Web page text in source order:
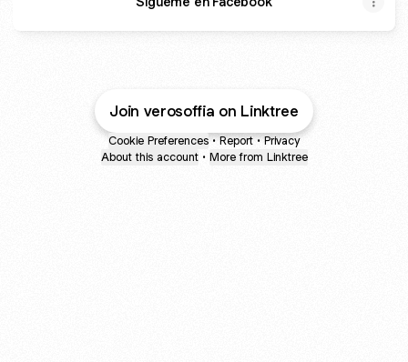
Join verosoffia on Linktree
Cookie Preferences • Report • Privacy
About this account • More from Linktree